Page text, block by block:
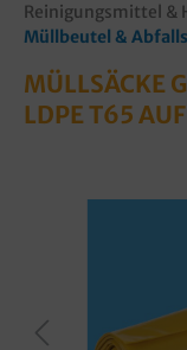
Reinigungsmittel &
Müllbeutel &
MÜLLSÄCKE
LDPE T65